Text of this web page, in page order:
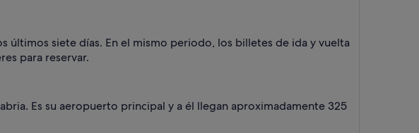
últimos siete días. En el mismo periodo, los billetes de ida y vuelta
para reservar.
Es su aeropuerto principal y a él llegan aproximadamente 325